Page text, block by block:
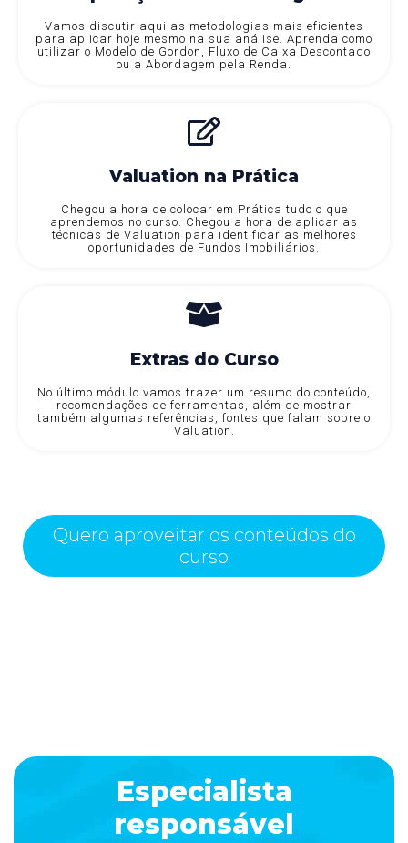
Vamos discutir aqui as metodologias mais eficientes
para aplicar hoje mesmo na sua análise. Aprenda como
utilizar o Modelo de Gordon, Fluxo de Caixa Descontado
ou a Abordagem pela Renda.
Valuation na Prática
Chegou a hora de colocar em Prática tudo o que
aprendemos no curso. Chegou a hora de aplicar as
técnicas de Valuation para identificar as melhores
oportunidades de Fundos Imobiliários.
Extras do Curso
No último módulo vamos trazer um resumo do conteúdo,
recomendações de ferramentas, além de mostrar
também algumas referências, fontes que falam sobre o
Valuation.
Quero aproveitar os conteúdos do
curso
Especialista
responsável